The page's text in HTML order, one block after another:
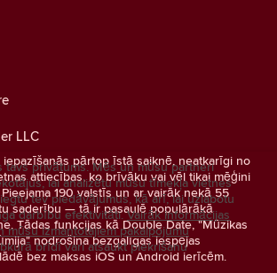
LLC
pārtop īstā saiknē, neatkarīgi no
attiecības, ko brīvāku vai vēl tikai mēģini
190 valstīs un ar vairāk nekā 55
saderību — tā ir pasaulē populārākā
Tādas funkcijas kā Double Date, "Mūzikas
nodrošina bezgalīgas iespējas
bez maksas iOS un Android ierīcēm.
tavs privātums. Mēs un mūsu partneri
lai analizētu mūsu tīmekļa vietnes
tev piedāvājumus, kā arī, lai uzlabotu
darbību efektivitāti.Vairāk informācijas
mūsu izmantotajiem pakalpojumu
brīdī vari atsaukt piekrišanu